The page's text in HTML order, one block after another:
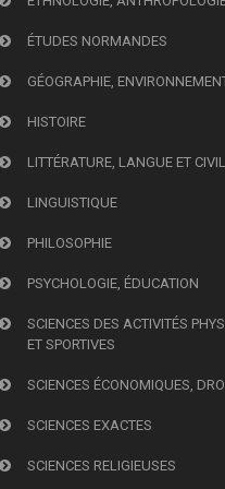
ÉTUDES NORMANDES
GÉOGRAPHIE,
HISTOIRE
LITTÉRATURE, LANGUE ET
LINGUISTIQUE
PHILOSOPHIE
PSYCHOLOGIE, ÉDUCATION
SCIENCES DES ACTIVITÉS
ET SPORTIVES
SCIENCES ÉCONOMIQUES,
SCIENCES EXACTES
SCIENCES RELIGIEUSES